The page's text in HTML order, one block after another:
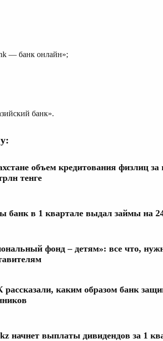
— банк онлайн»;
банк».
объем кредитования физлиц
тенге
банк в 1 квартале выдал займы на
фонд – детям»: все что,
каким образом банк
начнет выплаты дивидендов за 1